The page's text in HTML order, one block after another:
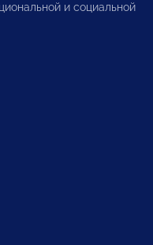
и социальной